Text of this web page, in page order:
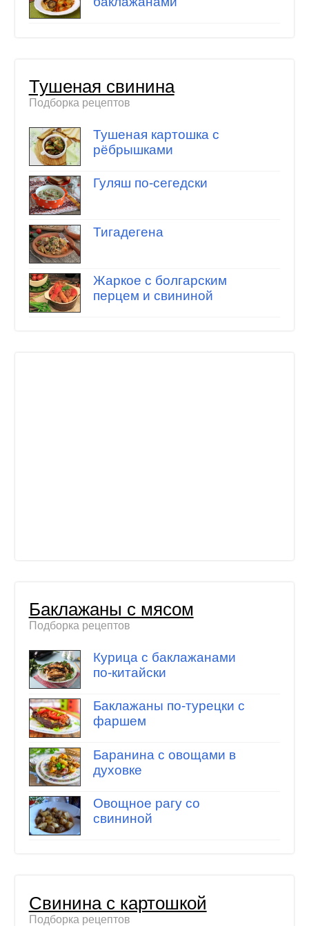
Тушеная свинина
Подборка рецептов
Тушеная картошка с
рёбрышками
Гуляш по-сегедски
Тигадегена
Жаркое с болгарским
перцем и свининой
Баклажаны с мясом
Подборка рецептов
Курица с баклажанами
по-китайски
Баклажаны по-турецки с
фаршем
Баранина с овощами в
духовке
Овощное рагу со
свининой
Свинина с картошкой
Подборка рецептов